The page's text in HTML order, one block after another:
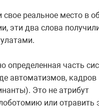
реальное место в
эти два слова
определенная часть
автоматизмов, кадров
Это не атрибут
или отравить